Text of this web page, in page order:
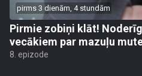
pirms 3 dienām, 4 stundām
Pirmie zobiņi klāt!
vecākiem par mazuļu
8. epizode